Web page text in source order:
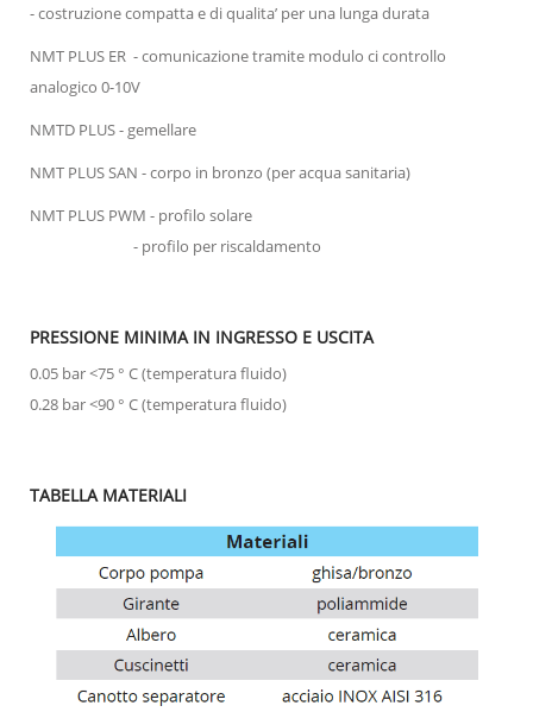
- costruzione compatta e di qualita’ per una lunga durata
NMT PLUS ER - comunicazione tramite modulo ci controllo
analogico 0-10V
NMTD PLUS - gemellare
NMT PLUS SAN - corpo in bronzo (per acqua sanitaria)
NMT PLUS PWM - profilo solare
- profilo per riscaldamento
PRESSIONE MINIMA IN INGRESSO E USCITA
0.05 bar <75 ° C (temperatura fluido)
0.28 bar <90 ° C (temperatura fluido)
TABELLA MATERIALI